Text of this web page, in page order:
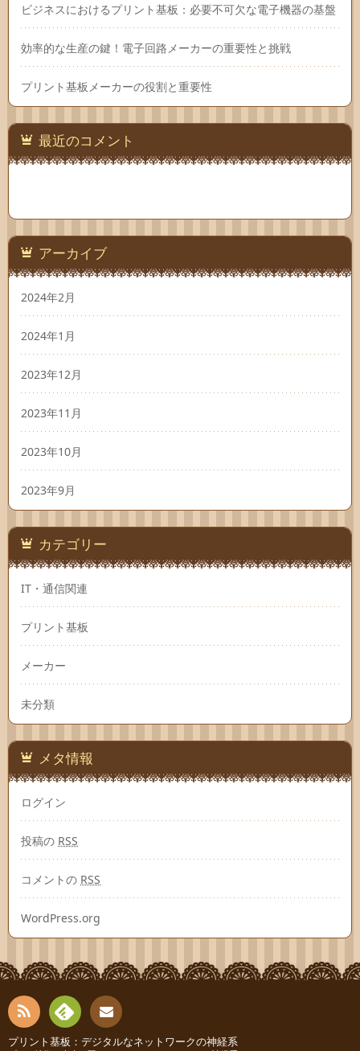
ビジネスにおけるプリント基板：必要不可欠な電子機器の基盤
効率的な生産の鍵！電子回路メーカーの重要性と挑戦
プリント基板メーカーの役割と重要性
最近のコメント
アーカイブ
2024年2月
2024年1月
2023年12月
2023年11月
2023年10月
2023年9月
カテゴリー
IT・通信関連
プリント基板
メーカー
未分類
メタ情報
ログイン
投稿の RSS
コメントの RSS
WordPress.org
RSS Fee お問
プリント基板：デジタルなネットワークの神経系